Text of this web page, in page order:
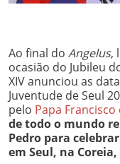
Ao final do Angelus,
ocasião do Jubileu
XIV anunciou as
Juventude de Seul
pelo Papa Francisco
de todo o mundo
Pedro para
em Seul, na Coreia,